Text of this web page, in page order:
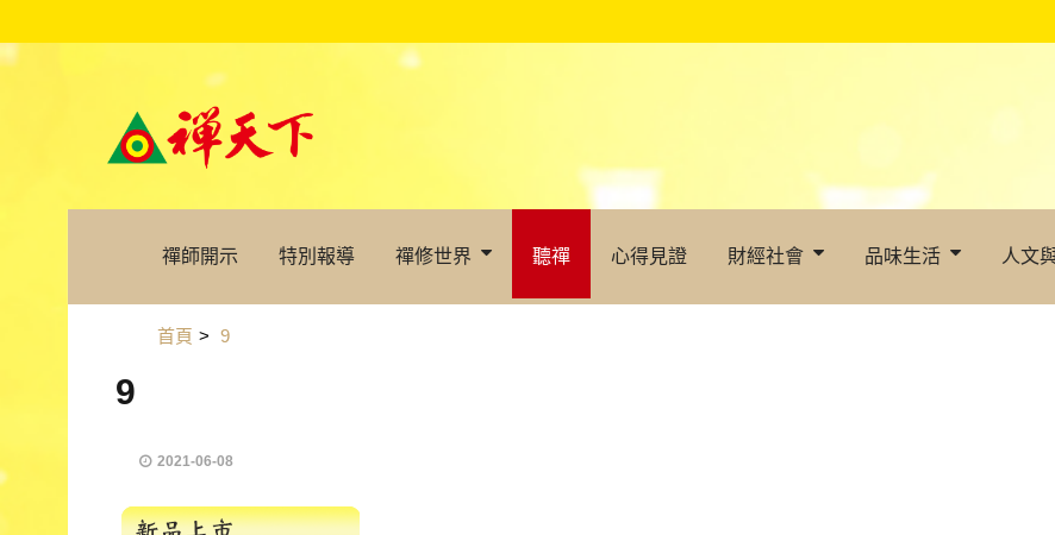
禪師開示 特別報導 禪修世界 聽禪 心得見證 財經社會 品味生活 人文
首頁 > 9
9
2021-06-08